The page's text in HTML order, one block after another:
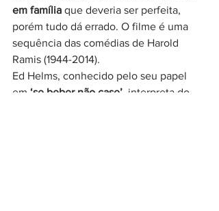
em família que deveria ser perfeita,
porém tudo dá errado. O filme é uma
sequência das comédias de Harold
Ramis (1944-2014).
Ed Helms, conhecido pelo seu papel
em ‘se beber não case’, interpreta do